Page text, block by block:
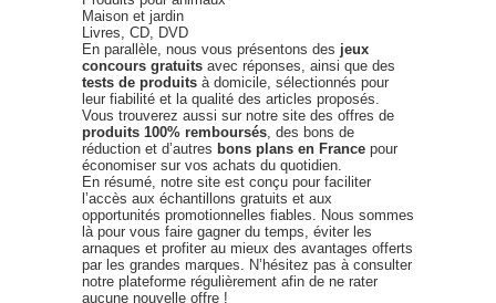
Maison et jardin
Livres, CD, DVD
En parallèle, nous vous présentons des jeux
concours gratuits avec réponses, ainsi que des
tests de produits à domicile, sélectionnés pour
leur fiabilité et la qualité des articles proposés.
Vous trouverez aussi sur notre site des offres de
produits 100% remboursés , des bons de
réduction et d’autres bons plans en France pour
économiser sur vos achats du quotidien.
En résumé, notre site est conçu pour faciliter
l’accès aux échantillons gratuits et aux
opportunités promotionnelles fiables. Nous sommes
là pour vous faire gagner du temps, éviter les
arnaques et profiter au mieux des avantages offerts
par les grandes marques. N’hésitez pas à consulter
notre plateforme régulièrement afin de ne rater
aucune nouvelle offre !